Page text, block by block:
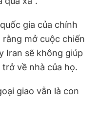
gia của chính
mở cuộc chiến
Iran sẽ không giúp
về nhà của họ.
giao vẫn là con